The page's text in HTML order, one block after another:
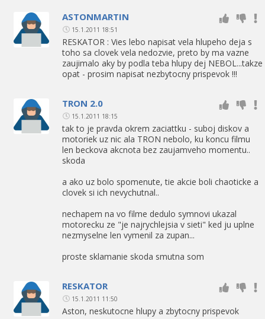
ASTONMARTIN
15.1.2011 18:51
RESKATOR : Vies lebo napisat vela hlupeho deja s
toho sa clovek vela nedozvie, preto by ma vazne
zaujimalo aky by podla teba hlupy dej NEBOL...takze
opat - prosim napisat nezbytocny prispevok !!!
TRON 2.0
15.1.2011 18:15
tak to je pravda okrem zaciattku - suboj diskov a
motoriek uz nic ala TRON nebolo, ku koncu filmu
len beckova akcnota bez zaujamveho momentu..
skoda
a ako uz bolo spomenute, tie akcie boli chaoticke a
clovek si ich nevychutnal..
nechapem na vo filme dedulo symnovi ukazal
motorecku ze "je najrychlejsia v sieti" ked ju uplne
nezmyselne len vymenil za zupan...
proste sklamanie skoda smutna som
RESKATOR
15.1.2011 11:50
Aston, neskutocne hlupy a zbytocny prispevok